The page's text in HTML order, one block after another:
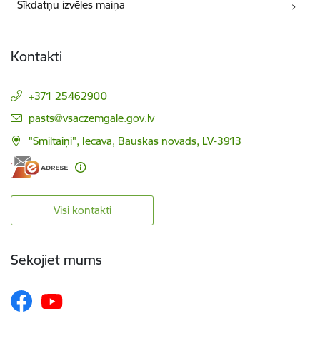
Sīkdatņu izvēles maiņa
Kontakti
+371 25462900
E-pasts:
pasts@vsaczemgale.gov.lv
"Smiltaiņi", Iecava, Bauskas novads, LV-3913
Visi kontakti
Sekojiet mums